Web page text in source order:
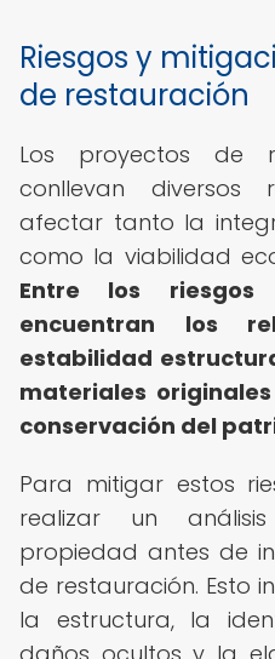
Riesgos y
de restauración
Los proyectos de
conllevan diversos
afectar tanto la
como la viabilidad
Entre los
encuentran los
estabilidad
materiales
conservación del
Para mitigar estos
realizar un
propiedad antes de
de restauración. Esto
la estructura, la